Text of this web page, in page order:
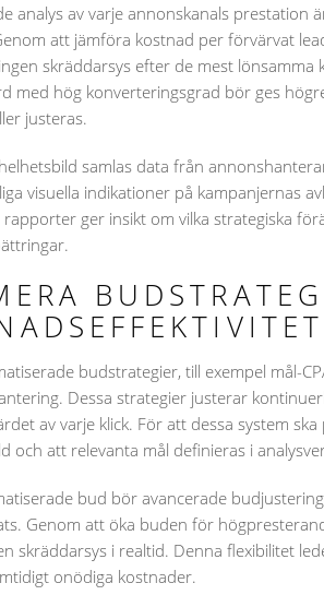
analys av varje annonskanals prestation
att jämföra kostnad per förvärvat
skräddarsys efter de mest
med hög konverteringsgrad bör ges
justeras.
samlas data från
visuella indikationer på kampanjernas
rapporter ger insikt om vilka strategiska
budstrategier, till exempel mål-
Dessa strategier justerar
av varje klick. För att dessa system
och att relevanta mål definieras i
bud bör avancerade
Genom att öka buden för
skräddarsys i realtid. Denna flexibilitet
onödiga kostnader.